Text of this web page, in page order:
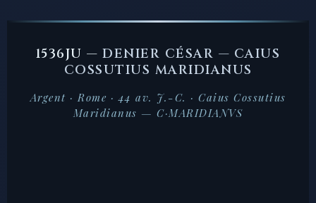
1536JU —DENIER CÉSAR — CAIUS
COSSUTIUS MARIDIANUS
Argent · Rome · 44 av. J.-C. · Caius Cossutius
Maridianus — C·MARIDIANVS